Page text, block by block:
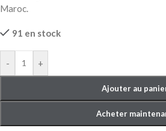
Maroc.
91 en stock
- +
Ajouter au
Acheter